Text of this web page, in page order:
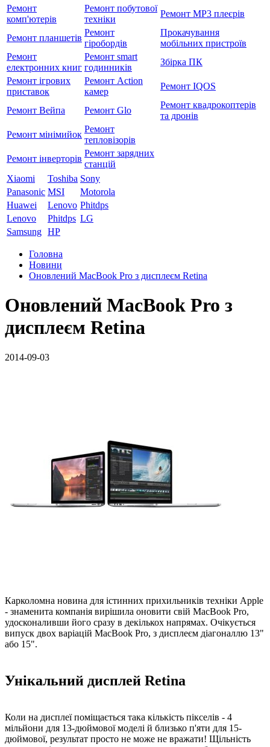
Ремонт
комп'ютерів
Ремонт побутової
техніки
Ремонт MP3 плеєрів
Ремонт планшетів
Ремонт
гіробордів
Прокачування
мобільних пристроїв
Ремонт
електронних книг
Ремонт smart
годинників
Збірка ПК
Ремонт ігрових
приставок
Ремонт Action
камер
Ремонт IQOS
Ремонт Вейпа Ремонт Glo
Ремонт квадрокоптерів
та дронів
Ремонт мiнiмийок
Ремонт
тепловізорів
Ремонт інверторів
Ремонт зарядних
станцій
Xiaomi
Toshiba Sony
Panasonic MSI
Motorola
Huawei
Lenovo Phitdps
Lenovo
Phitdps LG
Samsung HP
Головна
Новини
Оновлений MacBook Pro з дисплеєм Retina
Оновлений MacBook Pro з
дисплеєм Retina
2014-09-03
Карколомна новина для істинних прихильників техніки Apple
- знаменита компанія вирішила оновити свій MacBook Pro,
удосконаливши його cразу в декількох напрямах. Очікується
випуск двох варіацій MacBook Pro, з дисплеєм діагоналлю 13"
або 15".
Унікальний дисплей Retina
Коли на дисплеї поміщається така кількість пікселів - 4
мільйони для 13-дюймової моделі й близько п'яти для 15-
дюймової, результат просто не може не вражати! Щільність